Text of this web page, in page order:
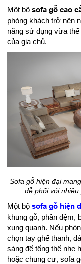
Một bộ sofa gỗ cao
phòng khách trở nên
năng sử dụng vừa
của gia chủ.
Sofa gỗ hiện đại
dễ phối với nhiều
Một bộ sofa gỗ hiện
khung gỗ, phần đệm,
xung quanh. Nếu
chọn tay ghế thanh,
sáng để tổng thể nhẹ
hoặc chung cư, sofa